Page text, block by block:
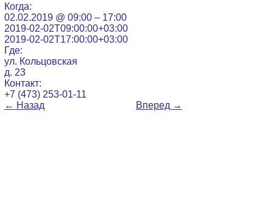
Когда:
02.02.2019 @ 09:00 – 17:00
2019-02-02T09:00:00+03:00
2019-02-02T17:00:00+03:00
Где:
ул. Кольцовская
д. 23
Контакт:
+7 (473) 253-01-11
← Назад Вперед →